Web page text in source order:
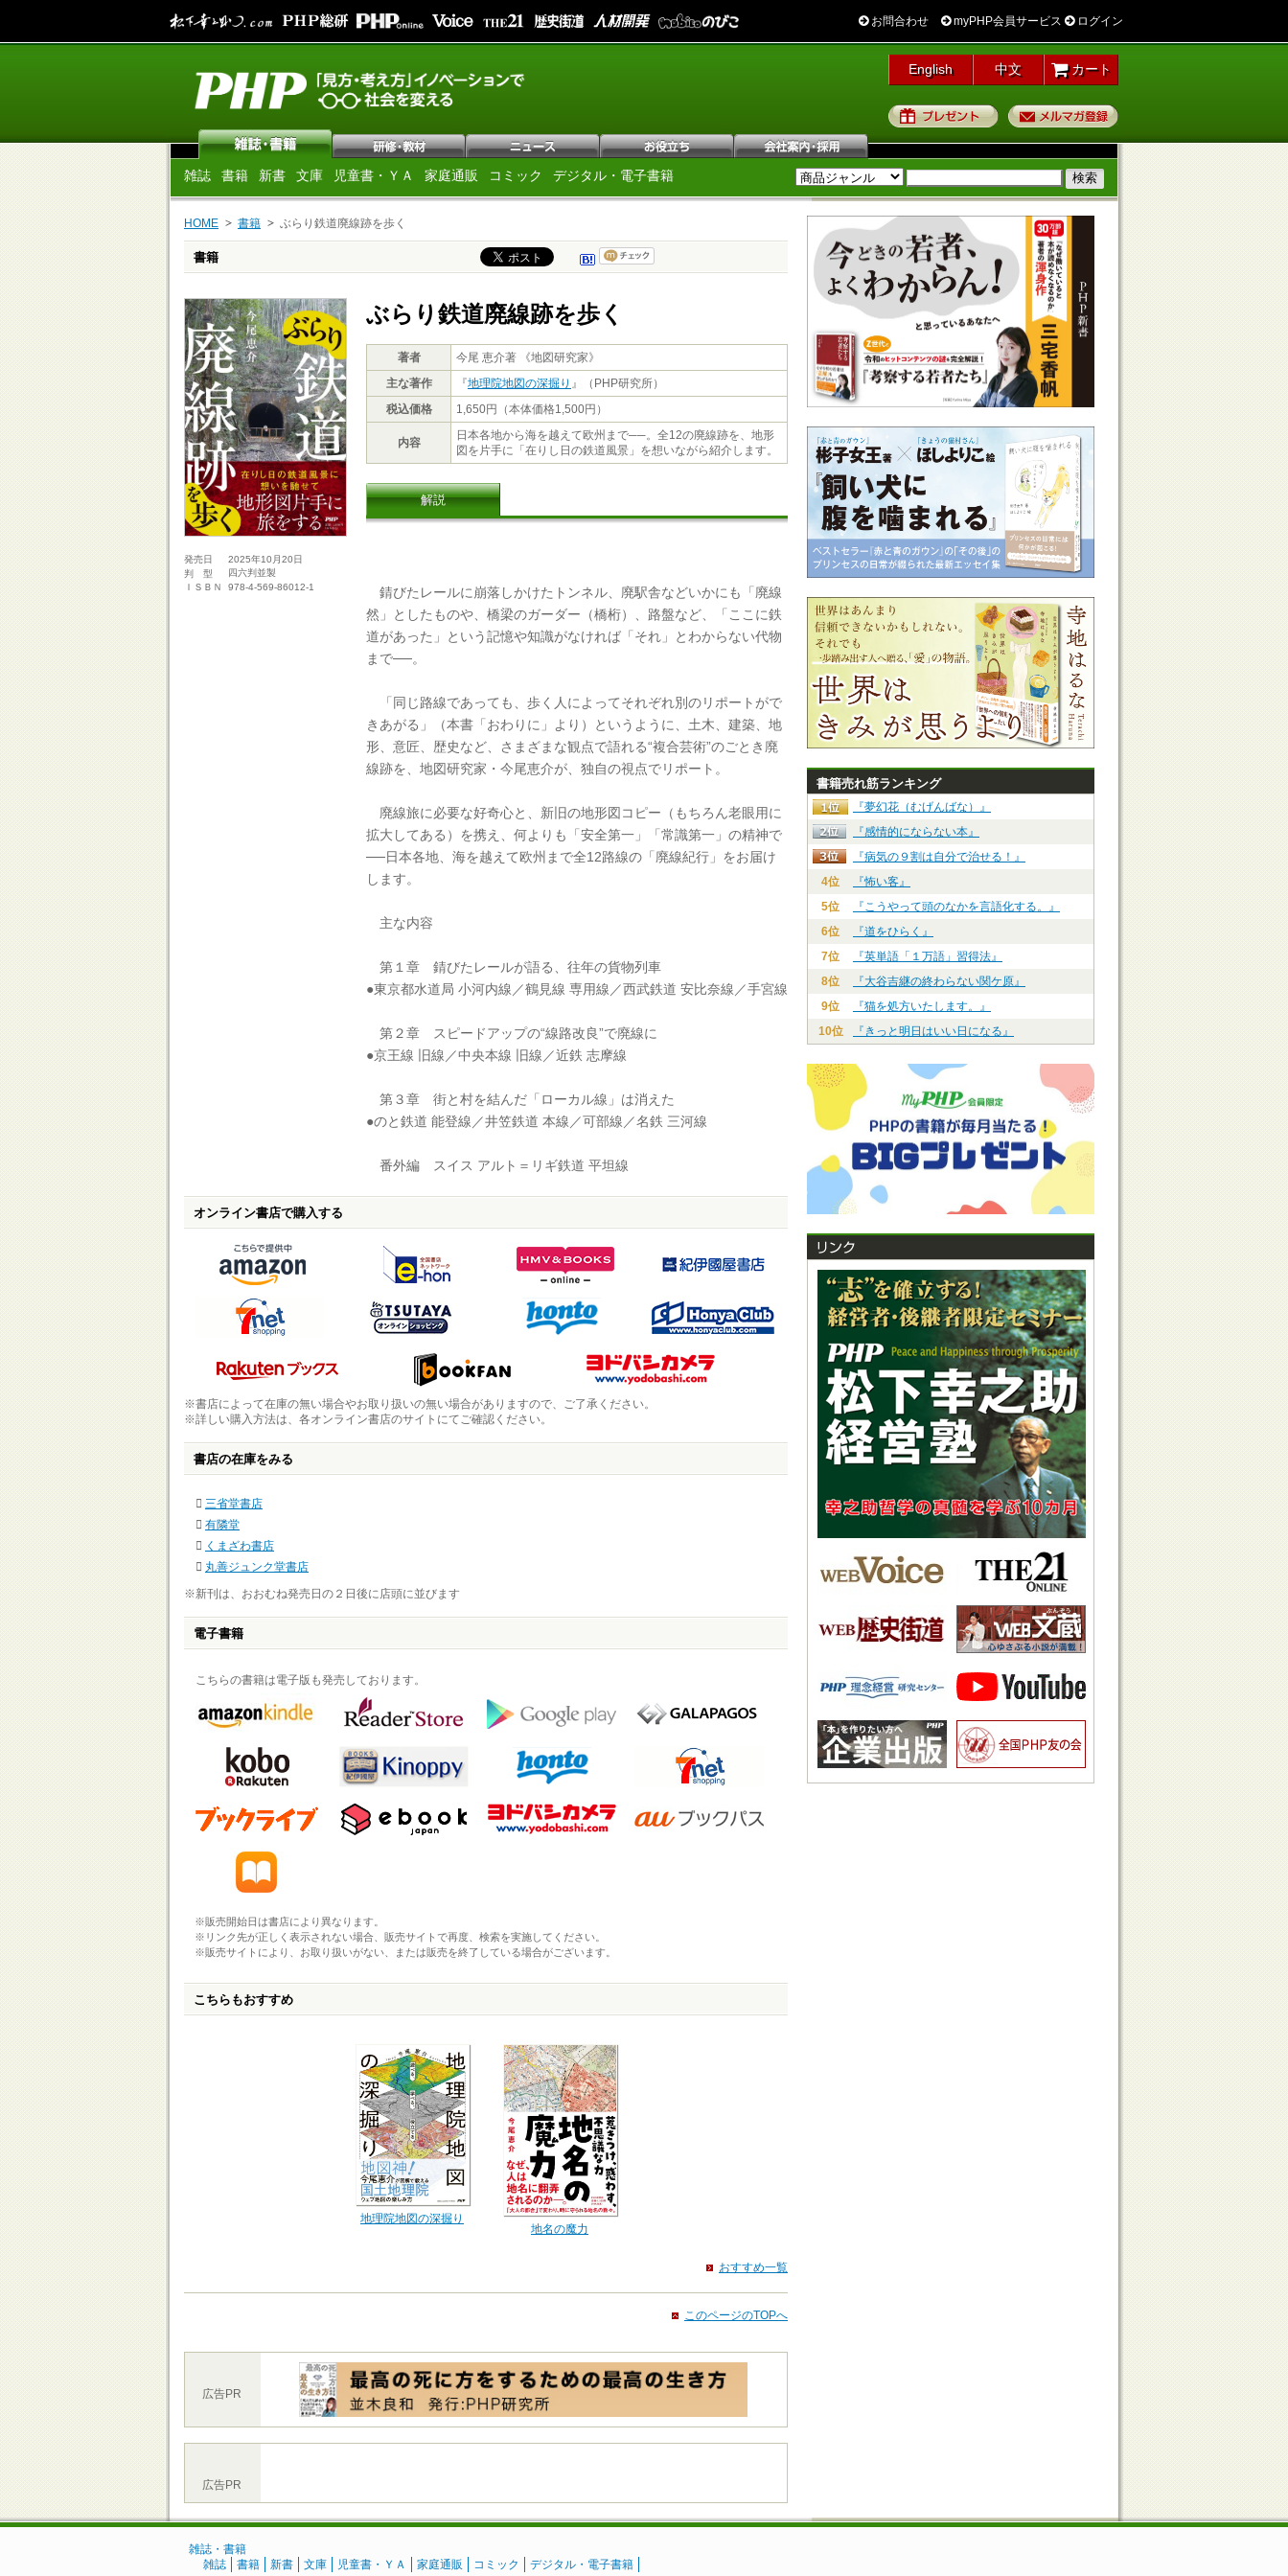
お問合わせ myPHP会員サービス ログイン
English 中文 カート
プレゼント
雑誌 書籍 新書 文庫 児童書・ＹＡ 家庭通販 コミック デジタル・電子書籍
HOME 書籍 ぶらり鉄道廃線跡を歩く
書籍
発売日
2025年10月20日
判 型
四六判並製
ＩＳＢＮ
978-4-569-86012-1
ぶらり鉄道廃線跡を歩く
著者
今尾 恵介著 《地図研究家》
主な著作
『地理院地図の深掘り 』（PHP研究所）
税込価格
1,650円（本体価格1,500円）
内容
日本各地から海を越えて欧州まで──。全12の廃線跡を、地形
図を片手に「在りし日の鉄道風景」を想いながら紹介します。
解説
錆びたレールに崩落しかけたトンネル、廃駅舎などいかにも「廃線
然」としたものや、橋梁のガーダー（橋桁）、路盤など、「ここに鉄
道があった」という記憶や知識がなければ「それ」とわからない代物
まで──。
「同じ路線であっても、歩く人によってそれぞれ別のリポートがで
きあがる」（本書「おわりに」より）というように、土木、建築、地
形、意匠、歴史など、さまざまな観点で語れる“複合芸術”のごとき廃
線跡を、地図研究家・今尾恵介が、独自の視点でリポート。
廃線旅に必要な好奇心と、新旧の地形図コピー（もちろん老眼用に
拡大してある）を携え、何よりも「安全第一」「常識第一」の精神で
──日本各地、海を越えて欧州まで全12路線の「廃線紀行」をお届け
します。
主な内容
第１章 錆びたレールが語る、往年の貨物列車
●東京都水道局 小河内線／鶴見線 専用線／西武鉄道 安比奈線／手宮線
第２章 スピードアップの“線路改良”で廃線に
●京王線 旧線／中央本線 旧線／近鉄 志摩線
第３章 街と村を結んだ「ローカル線」は消えた
●のと鉄道 能登線／井笠鉄道 本線／可部線／名鉄 三河線
番外編 スイス アルト＝リギ鉄道 平坦線
オンライン書店で購入する
※書店によって在庫の無い場合やお取り扱いの無い場合がありますので、ご了承ください。
※詳しい購入方法は、各オンライン書店のサイトにてご確認ください。
書店の在庫をみる
三省堂書店
有隣堂
くまざわ書店
丸善ジュンク堂書店
※新刊は、おおむね発売日の２日後に店頭に並びます
電子書籍
こちらの書籍は電子版も発売しております。
※販売開始日は書店により異なります。
※リンク先が正しく表示されない場合、販売サイトで再度、検索を実施してください。
※販売サイトにより、お取り扱いがない、または販売を終了している場合がございます。
こちらもおすすめ
地理院地図の深掘り
地名の魔力
おすすめ一覧
このページのTOPへ
広告PR
広告PR
書籍売れ筋ランキング
『夢幻花（むげんばな）』
『感情的にならない本』
『病気の９割は自分で治せる！』
4位
『怖い客』
5位
『こうやって頭のなかを言語化する。』
6位
『道をひらく』
7位
『英単語「１万語」習得法』
8位
『大谷吉継の終わらない関ケ原』
9位
『猫を処方いたします。』
10位
『きっと明日はいい日になる』
雑誌・書籍
雑誌
書籍 新書 文庫 児童書・ＹＡ 家庭通販 コミック デジタル・電子書籍